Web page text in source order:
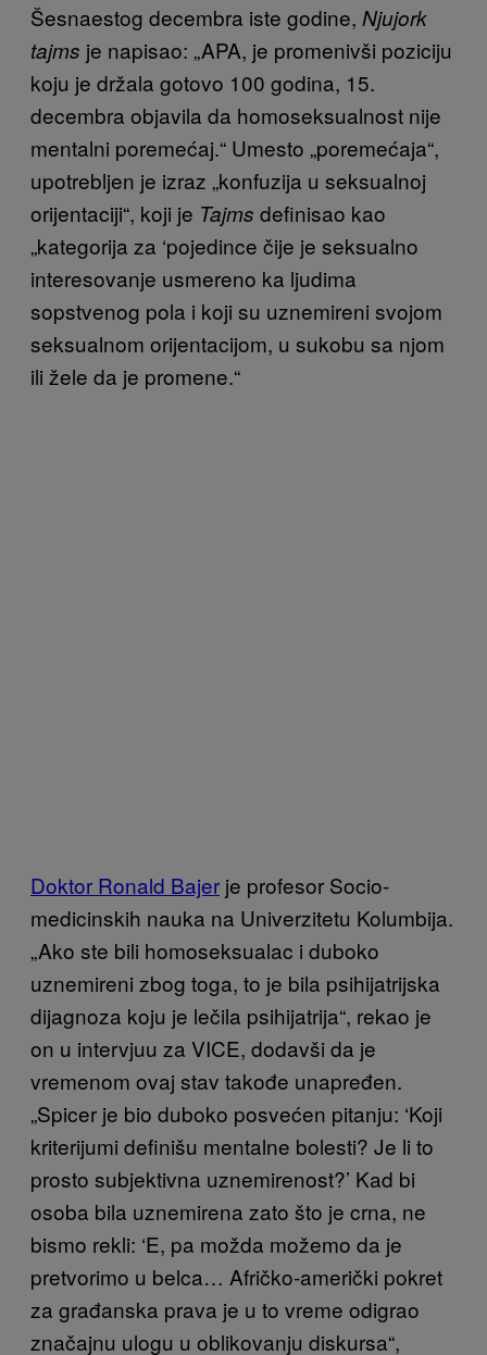
Šesnaestog decembra iste godine, Njujork
tajms je napisao: „APA, je promenivši poziciju
koju je držala gotovo 100 godina, 15.
decembra objavila da homoseksualnost nije
mentalni poremećaj.“ Umesto „poremećaja“,
upotrebljen je izraz „konfuzija u seksualnoj
orijentaciji“, koji je Tajms definisao kao
„kategorija za ‘pojedince čije je seksualno
interesovanje usmereno ka ljudima
sopstvenog pola i koji su uznemireni svojom
seksualnom orijentacijom, u sukobu sa njom
ili žele da je promene.“
Doktor Ronald Bajer je profesor Socio-
medicinskih nauka na Univerzitetu Kolumbija.
„Ako ste bili homoseksualac i duboko
uznemireni zbog toga, to je bila psihijatrijska
dijagnoza koju je lečila psihijatrija“, rekao je
on u intervjuu za VICE, dodavši da je
vremenom ovaj stav takođe unapređen.
„Spicer je bio duboko posvećen pitanju: ‘Koji
kriterijumi definišu mentalne bolesti? Je li to
prosto subjektivna uznemirenost?’ Kad bi
osoba bila uznemirena zato što je crna, ne
bismo rekli: ‘E, pa možda možemo da je
pretvorimo u belca… Afričko-američki pokret
za građanska prava je u to vreme odigrao
značajnu ulogu u oblikovanju diskursa“,